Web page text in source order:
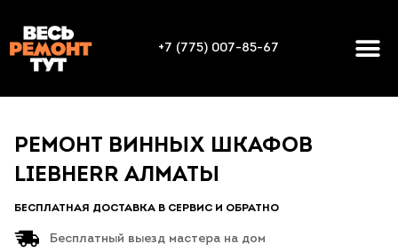
+7 (775) 007-85-67
РЕМОНТ ВИННЫХ ШКАФОВ
LIEBHERR АЛМАТЫ
БЕСПЛАТНАЯ ДОСТАВКА В СЕРВИС И ОБРАТНО
Бесплатный выезд мастера на дом